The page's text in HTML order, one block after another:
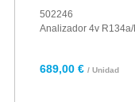
502246
Analizador 4v
689,00 € / Unidad